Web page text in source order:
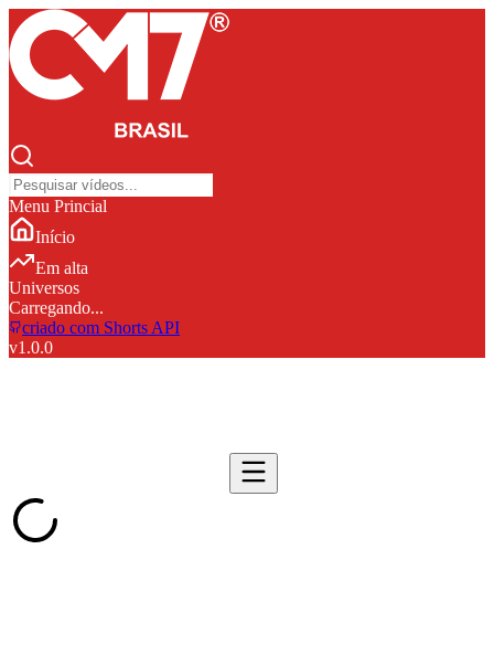
Menu Princial
Início
Em alta
Universos
Carregando...
criado com Shorts API
v1.0.0